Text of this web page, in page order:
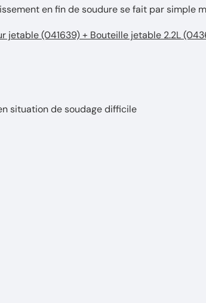
en fin de soudure se fait par simple
jetable (041639) + Bouteille jetable 2.2L
situation de soudage difficile